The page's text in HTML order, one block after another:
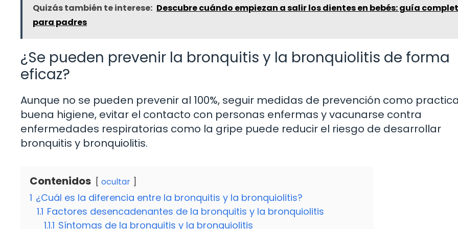
Quizás también te interese: Descubre cuándo empiezan a salir los dientes en bebés: guía
para padres
¿Se pueden prevenir la bronquitis y la bronquiolitis de forma
eficaz?
Aunque no se pueden prevenir al 100%, seguir medidas de prevención como
buena higiene, evitar el contacto con personas enfermas y vacunarse contra
enfermedades respiratorias como la gripe puede reducir el riesgo de desarrollar
bronquitis y bronquiolitis.
Contenidos ocultar
1 ¿Cuál es la diferencia entre la bronquitis y la bronquiolitis?
1.1 Factores desencadenantes de la bronquitis y la bronquiolitis
1.1.1 Síntomas de la bronquitis y la bronquiolitis